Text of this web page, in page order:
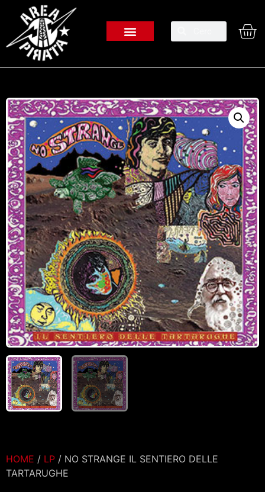
HOME / LP / NO STRANGE IL SENTIERO DELLE
TARTARUGHE